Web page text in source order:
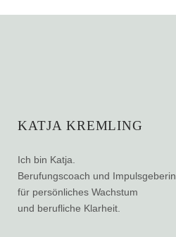
KATJA KREMLING
Ich bin Katja.
Berufungscoach und Impulsgeberin
für persönliches Wachstum
und berufliche Klarheit.